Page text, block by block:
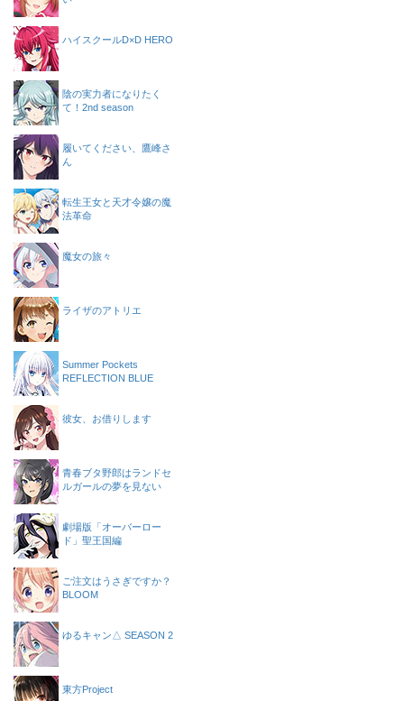
ハイスクールD×D HERO
陰の実力者になりたく
て！2nd season
履いてください、鷹峰さ
ん
転生王女と天才令嬢の魔
法革命
魔女の旅々
ライザのアトリエ
Summer Pockets
REFLECTION BLUE
彼女、お借りします
青春ブタ野郎はランドセ
ルガールの夢を見ない
劇場版「オーバーロー
ド」聖王国編
ご注文はうさぎですか？
BLOOM
ゆるキャン△ SEASON 2
東方Project